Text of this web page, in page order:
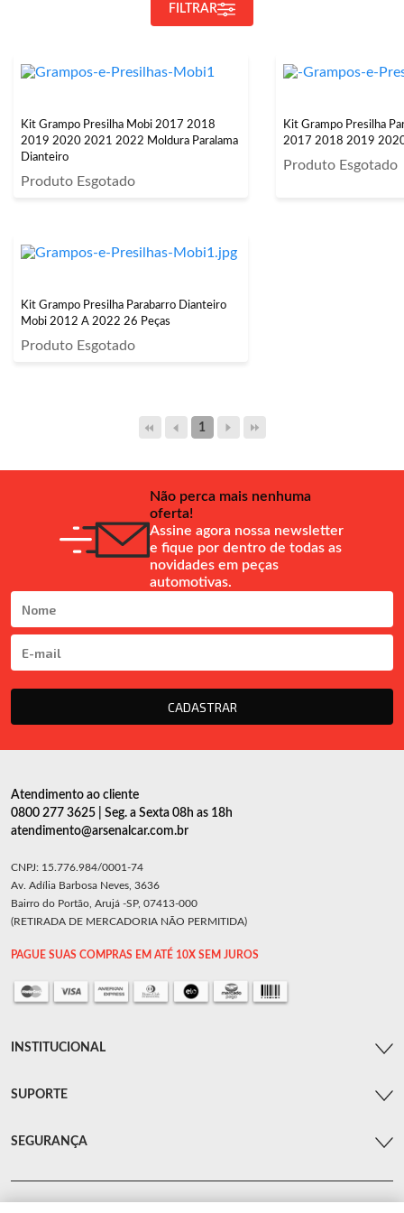
FILTRAR
Kit Grampo Presilha Mobi 2017 2018
2019 2020 2021 2022 Moldura Paralama
Dianteiro
Produto Esgotado
Kit Grampo Presilha
2017 2018 2019
Produto Esgotado
Kit Grampo Presilha Parabarro Dianteiro
Mobi 2012 A 2022 26 Peças
Produto Esgotado
1
Não perca mais nenhuma
oferta!
Assine agora nossa newsletter
e fique por dentro de todas as
novidades em peças
automotivas.
CADASTRAR
Atendimento ao cliente
0800 277 3625 | Seg. a Sexta 08h as 18h
atendimento@arsenalcar.com.br
CNPJ: 15.776.984/0001-74
Av. Adília Barbosa Neves, 3636
Bairro do Portão, Arujá -SP, 07413-000
(RETIRADA DE MERCADORIA NÃO PERMITIDA)
PAGUE SUAS COMPRAS EM ATÉ 10X SEM JUROS
INSTITUCIONAL
SUPORTE
SEGURANÇA